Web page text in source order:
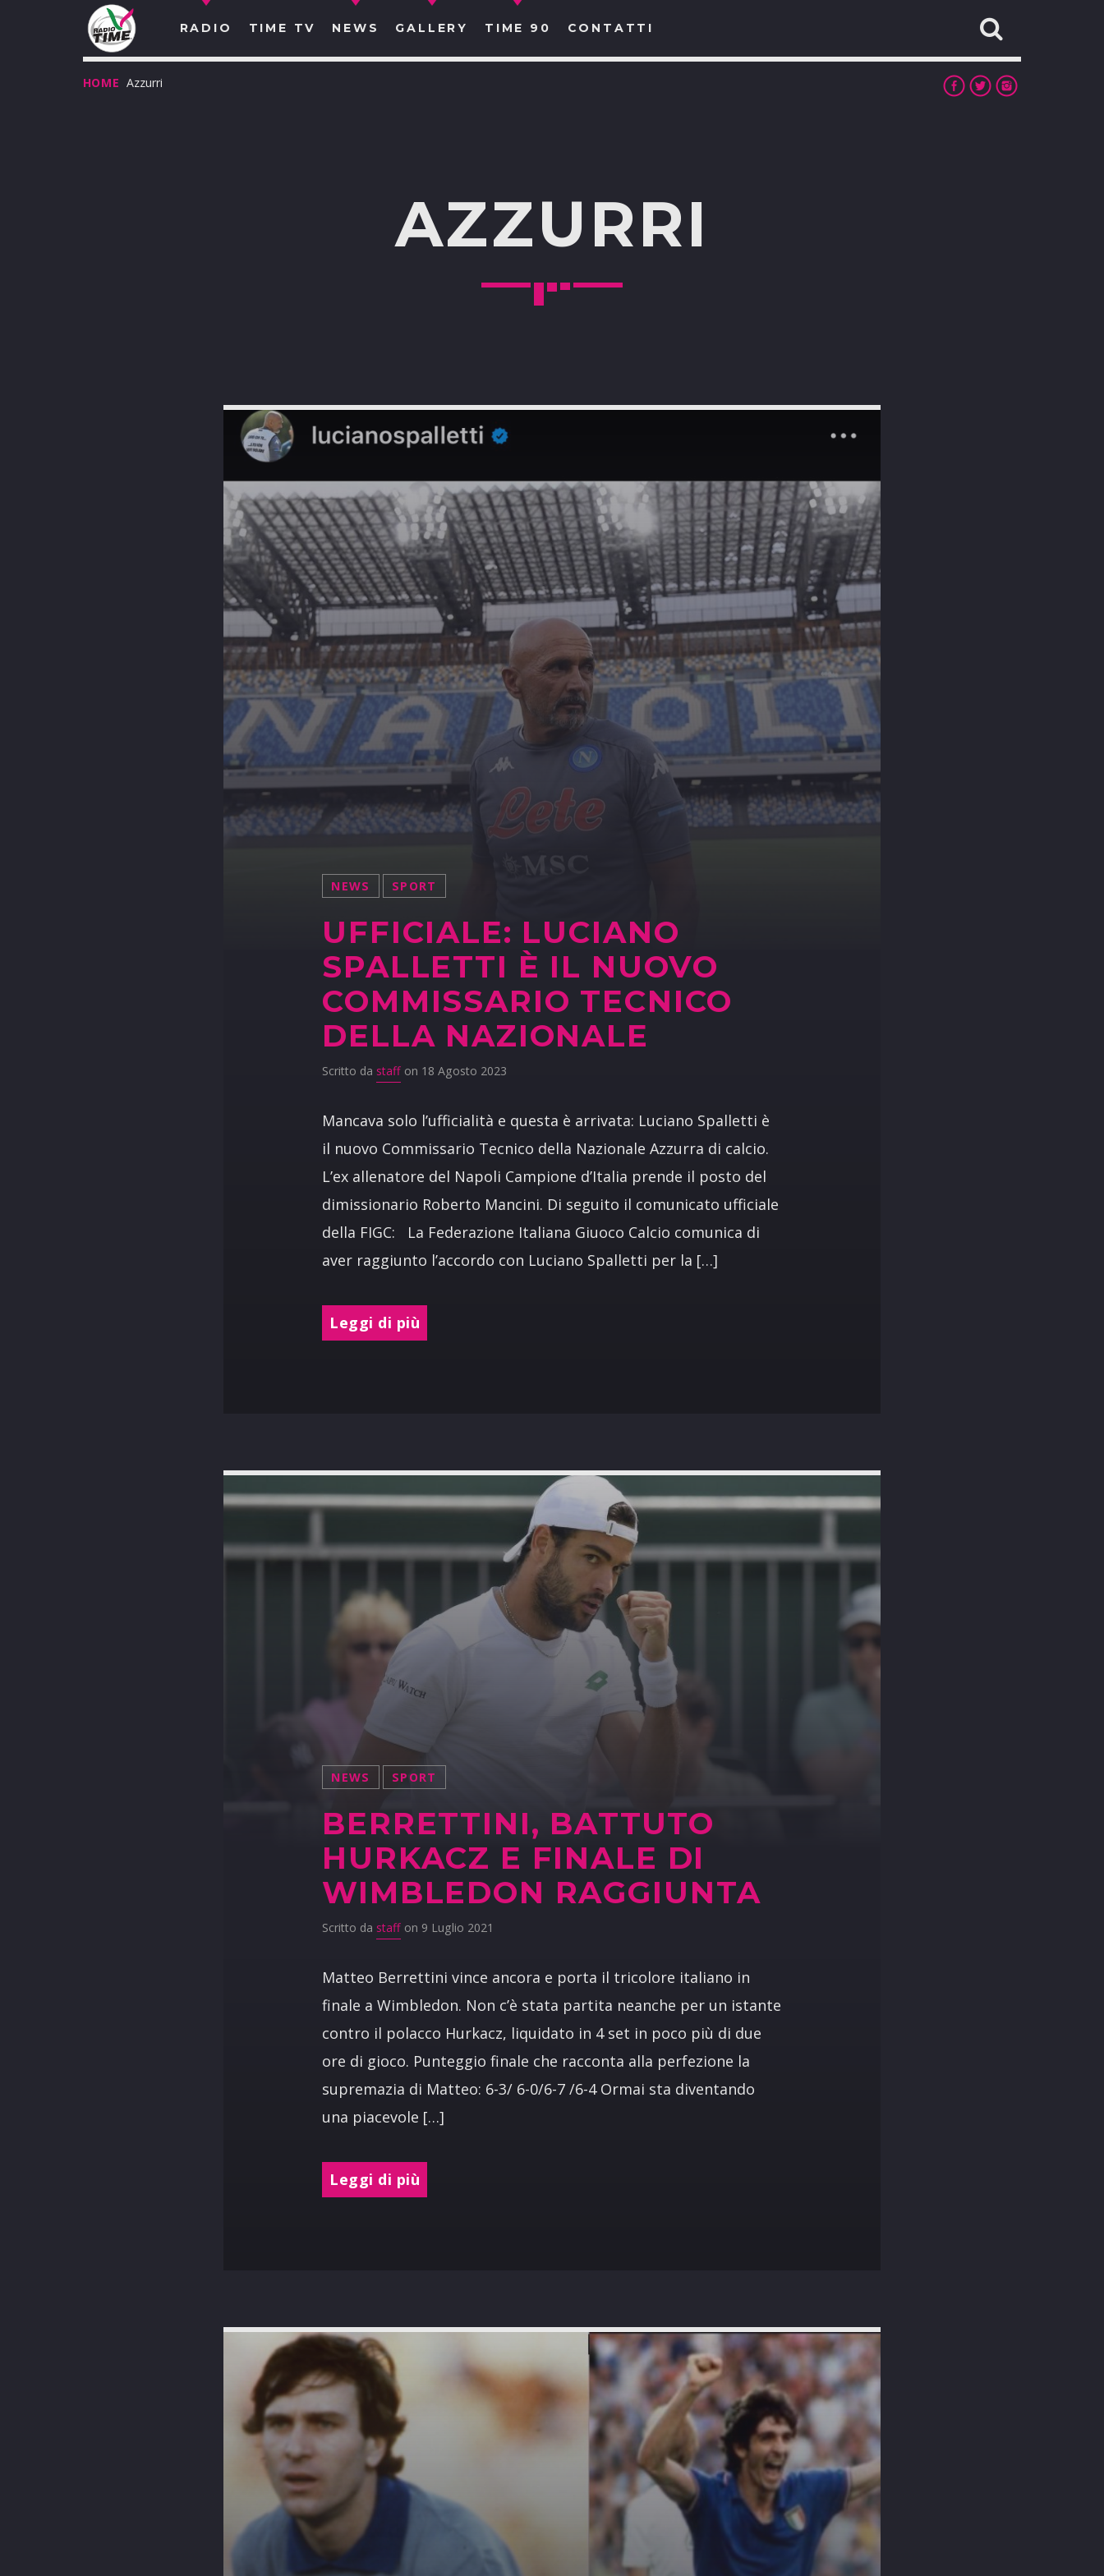
RADIO TIME TV NEWS GALLERY TIME 90 CONTATTI
HOME Azzurri
AZZURRI
NEWS SPORT
UFFICIALE: LUCIANO
SPALLETTI È IL NUOVO
COMMISSARIO TECNICO
DELLA NAZIONALE
Scritto da staff on 18 Agosto 2023
Mancava solo l’ufficialità e questa è arrivata: Luciano Spalletti è
il nuovo Commissario Tecnico della Nazionale Azzurra di calcio.
L’ex allenatore del Napoli Campione d’Italia prende il posto del
dimissionario Roberto Mancini. Di seguito il comunicato ufficiale
della FIGC: La Federazione Italiana Giuoco Calcio comunica di
aver raggiunto l’accordo con Luciano Spalletti per la […]
Leggi di più
NEWS SPORT
BERRETTINI, BATTUTO
HURKACZ E FINALE DI
WIMBLEDON RAGGIUNTA
Scritto da staff on 9 Luglio 2021
Matteo Berrettini vince ancora e porta il tricolore italiano in
finale a Wimbledon. Non c’è stata partita neanche per un istante
contro il polacco Hurkacz, liquidato in 4 set in poco più di due
ore di gioco. Punteggio finale che racconta alla perfezione la
supremazia di Matteo: 6-3/ 6-0/6-7 /6-4 Ormai sta diventando
una piacevole […]
Leggi di più